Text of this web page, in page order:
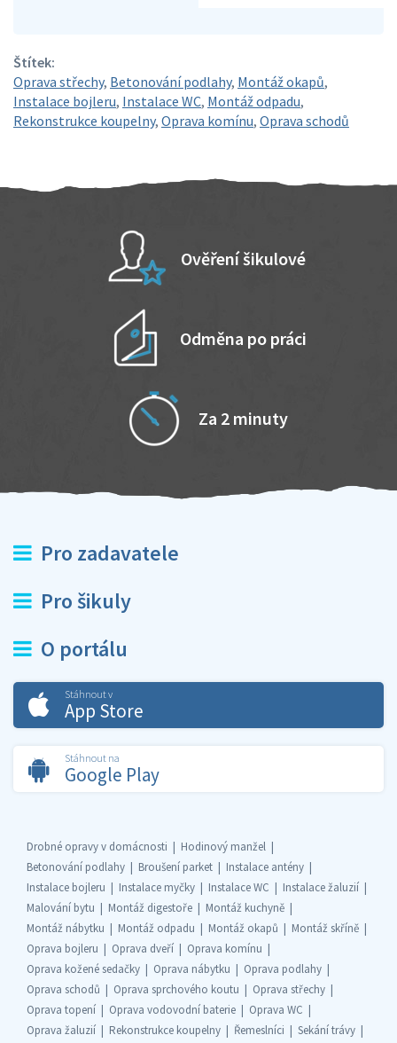
Štítek:
Oprava střechy, Betonování podlahy, Montáž okapů,
Instalace bojleru, Instalace WC, Montáž odpadu,
Rekonstrukce koupelny, Oprava komínu, Oprava schodů
Ověření šikulové
Odměna po práci
Za 2 minuty
Pro zadavatele
Pro šikuly
O portálu
Stáhnout v
App Store
Stáhnout na
Google Play
Drobné opravy v domácnosti
Hodinový manžel
Betonování podlahy
Broušení parket
Instalace antény
Instalace bojleru
Instalace myčky Instalace WC
Instalace žaluzií
Malování bytu
Montáž digestoře
Montáž kuchyně
Montáž nábytku
Montáž odpadu Montáž okapů
Montáž skříně
Oprava bojleru
Oprava dveří
Oprava komínu
Oprava kožené sedačky
Oprava nábytku
Oprava podlahy
Oprava schodů
Oprava sprchového koutu
Oprava střechy
Oprava topení
Oprava vodovodní baterie
Oprava WC
Oprava žaluzií
Rekonstrukce koupelny Řemeslníci Sekání trávy